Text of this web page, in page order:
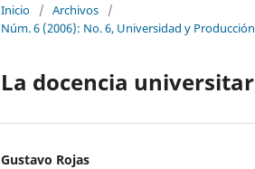
Inicio / Archivos
/
Núm. 6 (2006): No. 6, Universidad y
La docencia
Gustavo Rojas